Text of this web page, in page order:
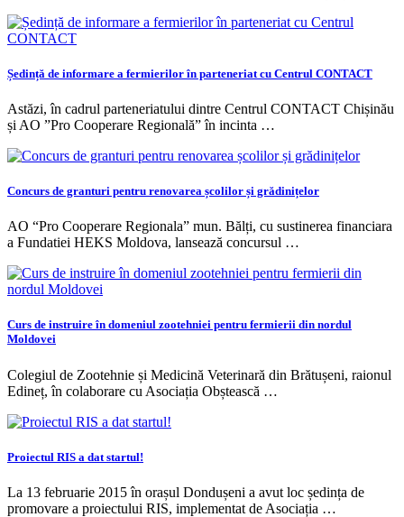
Ședință de informare a fermierilor în parteneriat cu Centrul CONTACT
Astăzi, în cadrul parteneriatului dintre Centrul CONTACT Chișinău
și AO ”Pro Cooperare Regională” în incinta …
Concurs de granturi pentru renovarea școlilor și grădinițelor
AO “Pro Cooperare Regionala” mun. Bălți, cu sustinerea financiara
a Fundatiei HEKS Moldova, lansează concursul …
Curs de instruire în domeniul zootehniei pentru fermierii din nordul
Moldovei
Colegiul de Zootehnie și Medicină Veterinară din Brătușeni, raionul
Edineț, în colaborare cu Asociația Obștească …
Proiectul RIS a dat startul!
La 13 februarie 2015 în orașul Dondușeni a avut loc ședința de
promovare a proiectului RIS, implementat de Asociația …